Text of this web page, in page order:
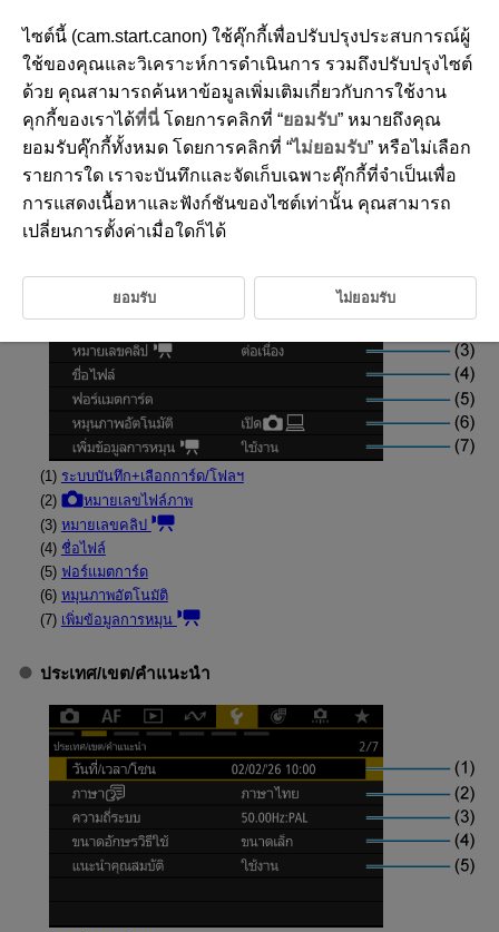
D388-201
แถบเมนู: ตั้งค่า
ตั้งค่าไฟล์/การ์ด
(1) ระบบบันทึก+เลือกการ์ด/โฟลฯ
(2)
หมายเลขไฟล์ภาพ
(3) หมายเลขคลิป
(4) ชื่อไฟล์
(5) ฟอร์แมตการ์ด
(6) หมุนภาพอัตโนมัติ
(7) เพิ่มข้อมูลการหมุน
ประเทศ/เขต/คำแนะนำ
ไซต์นี้ (cam.start.canon) ใช้คุ๊กกี้เพื่อปรับปรุงประสบการณ์ผู้
ใช้ของคุณและวิเคราะห์การดำเนินการ รวมถึงปรับปรุงไซต์
ด้วย คุณสามารถค้นหาข้อมูลเพิ่มเติมเกี่ยวกับการใช้งาน
คุกกี้ของเราได้ที่นี่โดยการคลิกที่ “ยอมรับ” หมายถึงคุณ
ยอมรับคุ๊กกี้ทั้งหมด โดยการคลิกที่ “ไม่ยอมรับ” หรือไม่เลือก
รายการใด เราจะบันทึกและจัดเก็บเฉพาะคุ๊กกี้ที่จำเป็นเพื่อ
การแสดงเนื้อหาและฟังก์ชันของไซต์เท่านั้น คุณสามารถ
เปลี่ยนการตั้งค่าเมื่อใดก็ได้
ยอมรับ ไม่ยอมรับ